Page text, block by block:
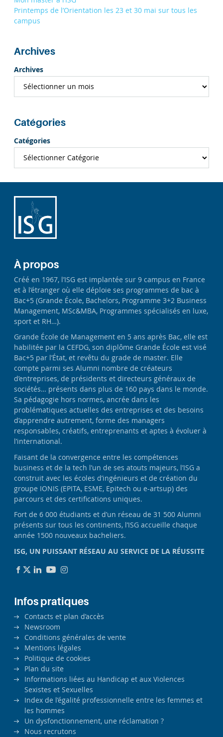
Printemps de l’Orientation les 23 et 30 mai sur tous les
campus
Archives
Archives
Catégories
Catégories
À propos
Créé en 1967, l’ISG est implantée sur 9 campus en France
et à l’étranger où elle déploie ses programmes de bac à
Bac+5 (Grande École, Bachelors, Programme 3+2 Business
Management, MSc&MBA, Programmes spécialisés en luxe,
sport et RH…).
Grande École de Management en 5 ans après Bac, elle est
habilitée par la CEFDG, son diplôme Grande École est visé
Bac+5 par l’État, et revêtu du grade de master. Elle
compte parmi ses Alumni nombre de créateurs
d’entreprises, de présidents et directeurs généraux de
sociétés… présents dans plus de 160 pays dans le monde.
Sa pédagogie hors normes, ancrée dans les
problématiques actuelles des entreprises et des besoins
d’apprendre autrement, forme des managers
responsables, créatifs, entreprenants et aptes à évoluer à
l’international.
Faisant de la convergence entre les compétences
business et de la tech l’un de ses atouts majeurs, l’ISG a
construit avec les écoles d’ingénieurs et de création du
groupe IONIS (EPITA, ESME, Epitech ou e-artsup) des
parcours et des certifications uniques.
Fort de 6 000 étudiants et d’un réseau de 31 500 Alumni
présents sur tous les continents, l’ISG accueille chaque
année 1500 nouveaux bacheliers.
ISG, UN PUISSANT RÉSEAU AU SERVICE DE LA RÉUSSITE
Infos pratiques
Contacts et plan d’accès
Newsroom
Conditions générales de vente
Mentions légales
Politique de cookies
Plan du site
Informations liées au Handicap et aux Violences
Sexistes et Sexuelles
Index de l’égalité professionnelle entre les femmes et
les hommes
Un dysfonctionnement, une réclamation ?
Nous recrutons